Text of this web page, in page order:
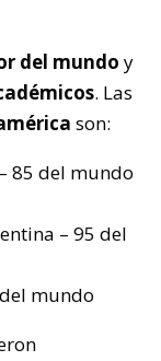
del mundo y
. Las
son:
85 del mundo
– 95 del
mundo